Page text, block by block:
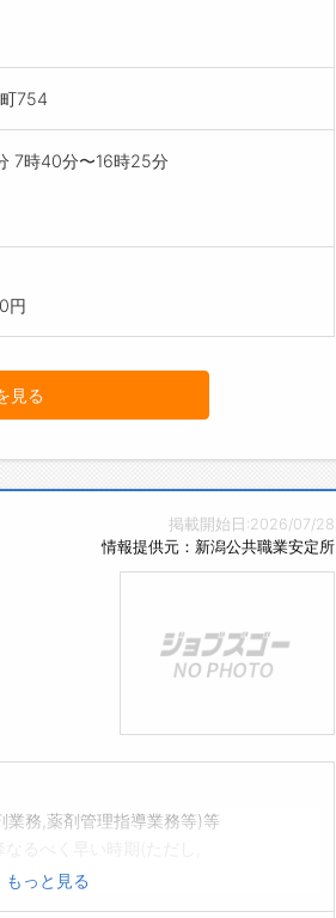
754
7時40分〜16時25分
円
見る
掲載開始日:2026/07/28
情報提供元：新潟公共職業安定所
務,薬剤管理指導業務等)等
は相談に応じます。
もっと見る